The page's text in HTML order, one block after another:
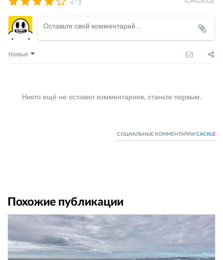
Новые
Никто ещё не оставил комментариев, станьте первым.
СОЦИАЛЬНЫЕ КОММЕНТАРИИ CACKL E
Похожие публикации